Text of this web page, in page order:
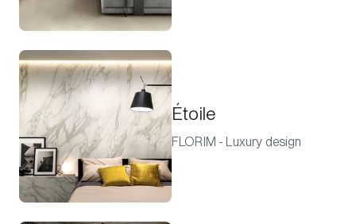
Étoile
FLORIM - Luxury design